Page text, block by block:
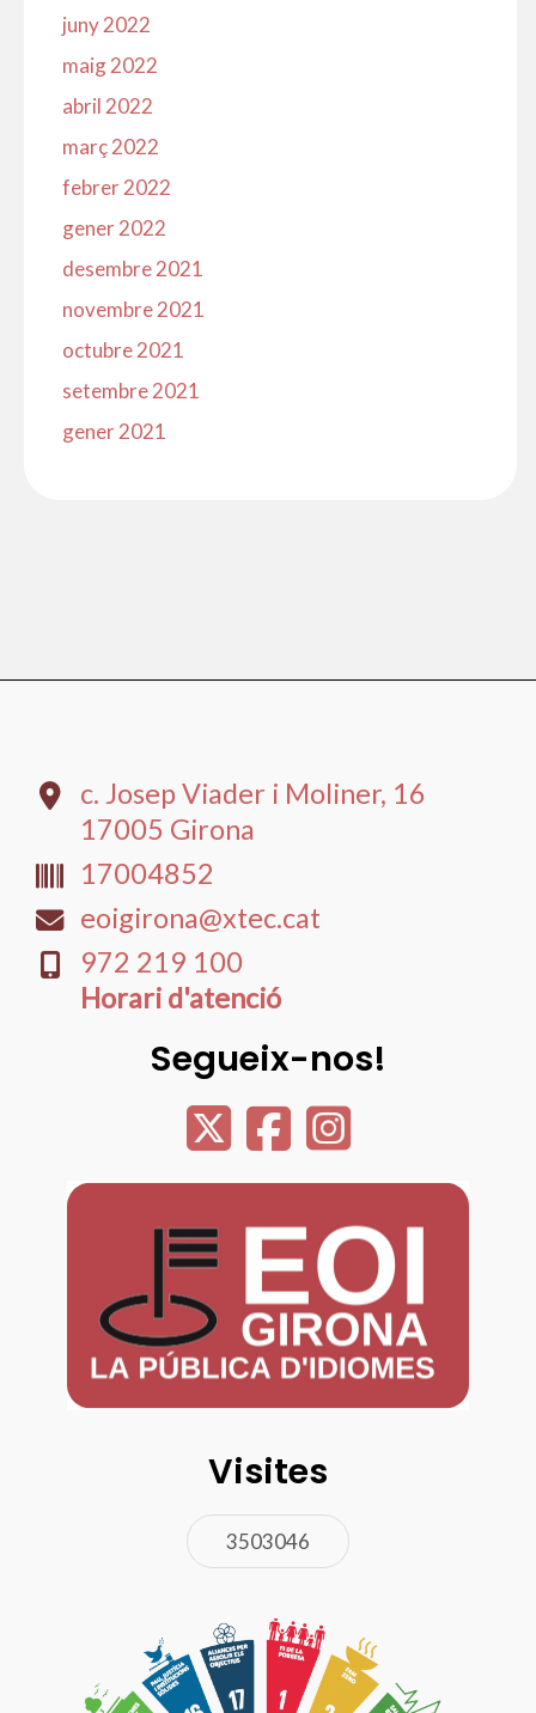
juny 2022
maig 2022
abril 2022
març 2022
febrer 2022
gener 2022
desembre 2021
novembre 2021
octubre 2021
setembre 2021
gener 2021
c. Josep Viader i Moliner, 16
17005 Girona
17004852
eoigirona@xtec.cat
​972 219 100
Horari d'atenció
Segueix-nos!
Visites
3503046